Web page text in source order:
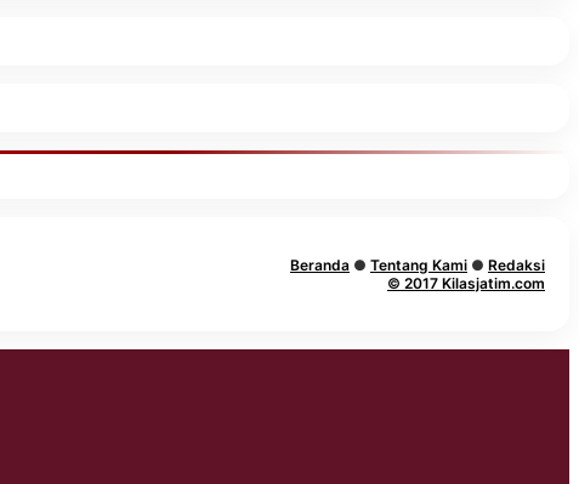
Beranda ● Tentang Kami ● Redaksi
© 2017 Kilasjatim.com